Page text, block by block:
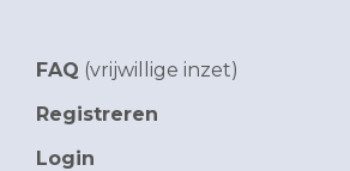
FAQ (vrijwillige inzet)
Registreren
Login